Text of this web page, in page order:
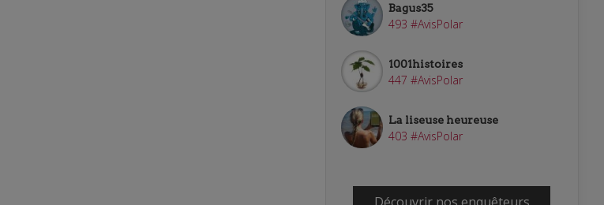
Bagus35
493 #AvisPolar
1001histoires
447 #AvisPolar
La liseuse heureuse
403 #AvisPolar